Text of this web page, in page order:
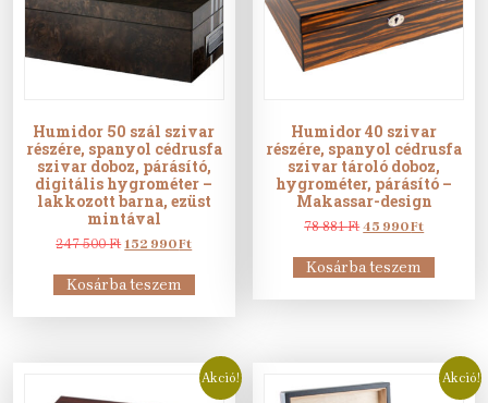
Humidor 50 szál szivar
részére, spanyol cédrusfa
szivar doboz, párásító,
digitális hygrométer –
lakkozott barna, ezüst
mintával
247 500Ft Original
was:
247
152 990FtCurrent
is:
152
Kosárba teszem
Humidor 40 szivar
részére, spanyol cédrusfa
szivar tároló doboz,
hygrométer, párásító –
Makassar-design
78 881FtOriginal
was:
78
45 990FtCurrent
is:
45
Kosárba teszem
Akció! Akció!